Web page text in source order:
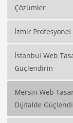
Çözümler
İzmir
İstanbul Web
Güçlendirin
Mersin Web
Dijitalde